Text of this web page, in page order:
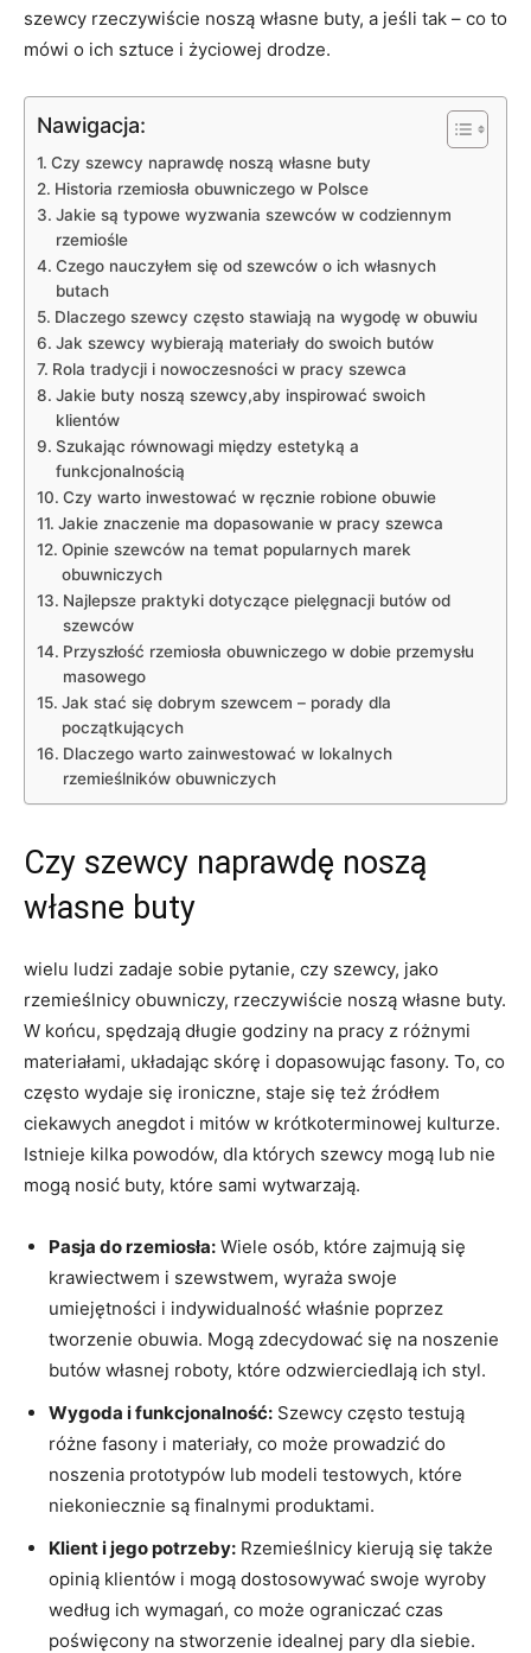
szewcy rzeczywiście noszą własne buty, a jeśli tak – co to
mówi o ich sztuce i życiowej drodze.
Nawigacja:
Czy szewcy naprawdę noszą własne buty
Historia rzemiosła obuwniczego w Polsce
Jakie są typowe wyzwania szewców w codziennym
rzemiośle
Czego nauczyłem się od szewców o ich własnych
butach
Dlaczego szewcy często stawiają na wygodę w obuwiu
Jak szewcy wybierają materiały do swoich butów
Rola tradycji i nowoczesności w pracy szewca
Jakie buty noszą szewcy,aby inspirować swoich
klientów
Szukając równowagi między estetyką a
funkcjonalnością
Czy warto inwestować w ręcznie robione obuwie
Jakie znaczenie ma dopasowanie w pracy szewca
Opinie szewców na temat popularnych marek
obuwniczych
Najlepsze praktyki dotyczące pielęgnacji butów od
szewców
Przyszłość rzemiosła obuwniczego w dobie przemysłu
masowego
Jak stać się dobrym szewcem – porady dla
początkujących
Dlaczego warto zainwestować w lokalnych
rzemieślników obuwniczych
Czy szewcy naprawdę noszą
własne buty
wielu ludzi zadaje sobie pytanie, czy szewcy, jako
rzemieślnicy obuwniczy, rzeczywiście noszą własne buty.
W końcu, spędzają długie godziny na pracy z różnymi
materiałami, układając skórę i dopasowując fasony. To, co
często wydaje się ironiczne, staje się też źródłem
ciekawych anegdot i mitów w krótkoterminowej kulturze.
Istnieje kilka powodów, dla których szewcy mogą lub nie
mogą nosić buty, które sami wytwarzają.
Pasja do rzemiosła: Wiele osób, które zajmują się
krawiectwem i szewstwem, wyraża swoje
umiejętności i indywidualność właśnie poprzez
tworzenie obuwia. Mogą zdecydować się na noszenie
butów własnej roboty, które odzwierciedlają ich styl.
Wygoda i funkcjonalność: Szewcy często testują
różne fasony i materiały, co może prowadzić do
noszenia prototypów lub modeli testowych, które
niekoniecznie są finalnymi produktami.
Klient i jego potrzeby: Rzemieślnicy kierują się także
opinią klientów i mogą dostosowywać swoje wyroby
według ich wymagań, co może ograniczać czas
poświęcony na stworzenie idealnej pary dla siebie.